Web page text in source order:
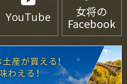
YouTube
女将の
Facebook